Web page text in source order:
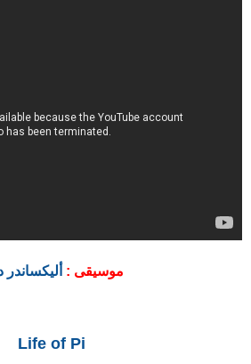
موسيقى : أليكساندر
Life of Pi